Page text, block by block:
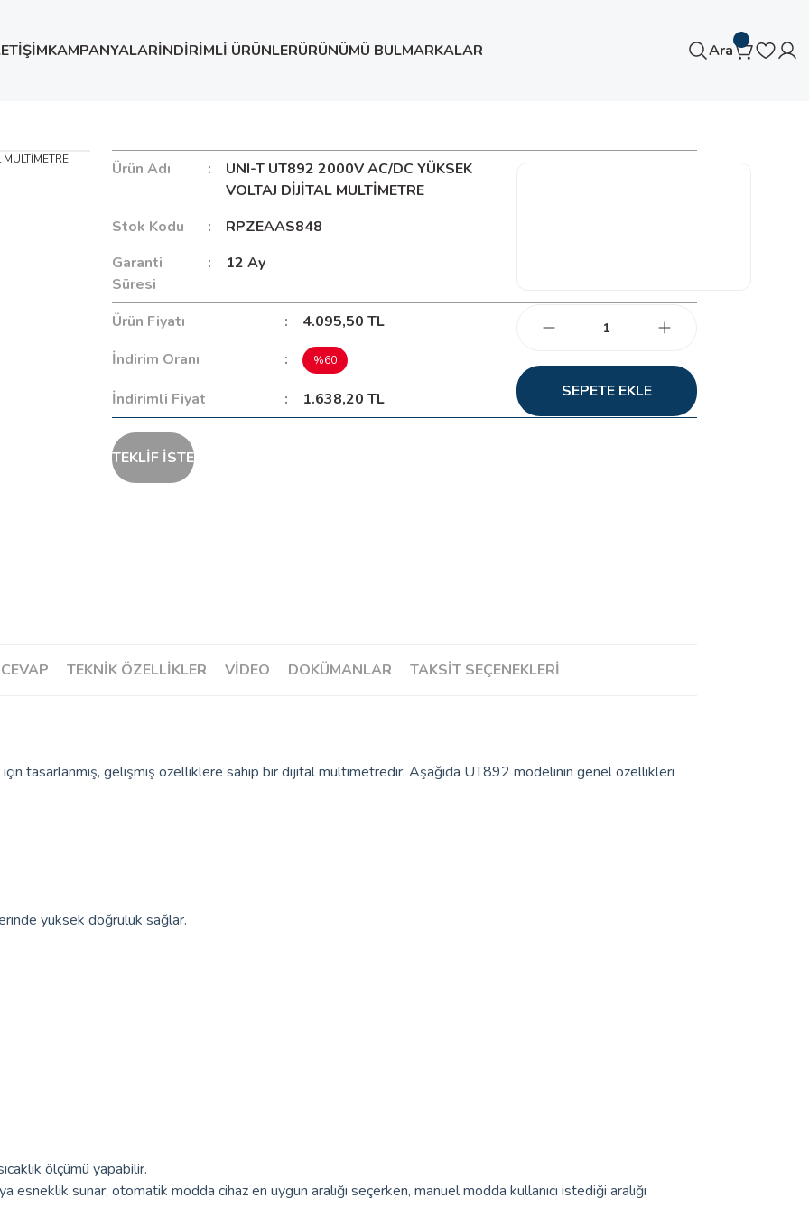
KAMPANYALARİNDİRİMLİ ÜRÜNLERÜRÜNÜMÜ BULMARKALAR Ara
Ürün Adı
UNI-T UT892 2000V AC/DC YÜKSEK
VOLTAJ DİJİTAL MULTİMETRE
Stok Kodu
RPZEAAS848
Garanti
Süresi
12 Ay
Ürün Fiyatı
4.095,50 TL
İndirim Oranı
%60
İndirimli Fiyat 1.638,20 TL SEPETE EKLE
TEKLİF İSTE
TEKNİK ÖZELLİKLER VIDEO DOKÜMANLAR TAKSIT SEÇENEKLERI
tasarlanmış, gelişmiş özelliklere sahip bir dijital multimetredir. Aşağıda UT892 modelinin genel özellikleri
yüksek doğruluk sağlar.
ölçümü yapabilir.
esneklik sunar; otomatik modda cihaz en uygun aralığı seçerken, manuel modda kullanıcı istediği aralığı